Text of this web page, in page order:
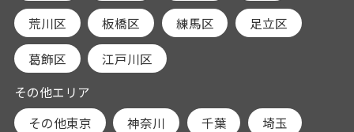
荒川区 板橋区 練馬区 足立区
葛飾区
江戸川区
その他エリア
その他東京
神奈川 千葉 埼玉